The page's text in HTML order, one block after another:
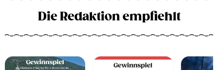
Die Redaktion empfiehlt